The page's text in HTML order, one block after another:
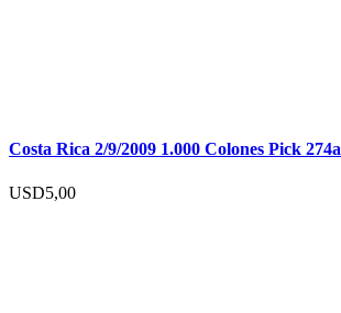
Costa Rica 2/9/2009 1.000 Colones Pick 274a
USD5,00